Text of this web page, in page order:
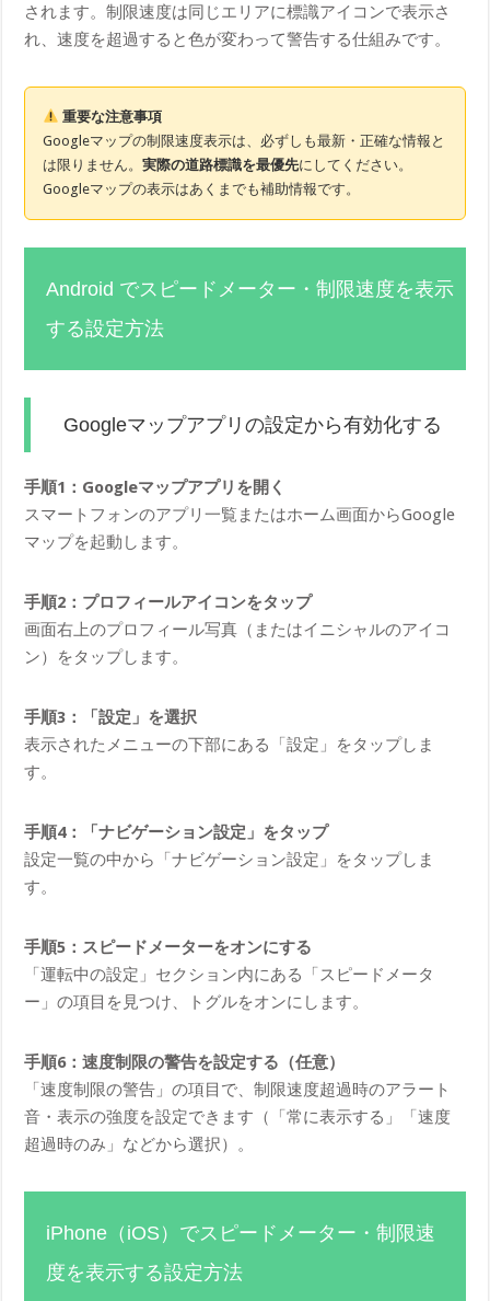
されます。制限速度は同じエリアに標識アイコンで表示さ
れ、速度を超過すると色が変わって警告する仕組みです。
重要な注意事項
Googleマップの制限速度表示は、必ずしも最新・正確な情報と
は限りません。実際の道路標識を最優先にしてください。
Googleマップの表示はあくまでも補助情報です。
Android でスピードメーター・制限速度を表示
する設定方法
Googleマップアプリの設定から有効化する
手順1：Googleマップアプリを開く
スマートフォンのアプリ一覧またはホーム画面からGoogle
マップを起動します。
手順2：プロフィールアイコンをタップ
画面右上のプロフィール写真（またはイニシャルのアイコ
ン）をタップします。
手順3：「設定」を選択
表示されたメニューの下部にある「設定」をタップしま
す。
手順4：「ナビゲーション設定」をタップ
設定一覧の中から「ナビゲーション設定」をタップしま
す。
手順5：スピードメーターをオンにする
「運転中の設定」セクション内にある「スピードメータ
ー」の項目を見つけ、トグルをオンにします。
手順6：速度制限の警告を設定する（任意）
「速度制限の警告」の項目で、制限速度超過時のアラート
音・表示の強度を設定できます（「常に表示する」「速度
超過時のみ」などから選択）。
iPhone（iOS）でスピードメーター・制限速
度を表示する設定方法